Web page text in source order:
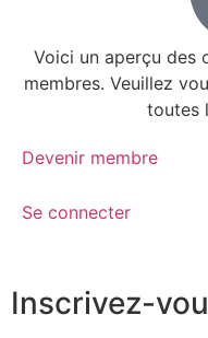
Voici un aperçu des
membres. Veuillez
toutes
Devenir membre
Se connecter
Inscrivez-